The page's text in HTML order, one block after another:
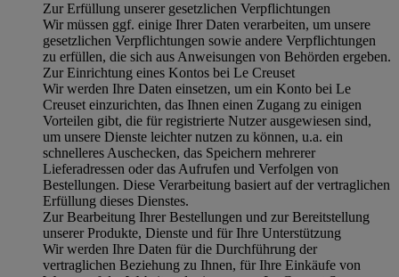
Zur Erfüllung unserer gesetzlichen Verpflichtungen
Wir müssen ggf. einige Ihrer Daten verarbeiten, um unsere
gesetzlichen Verpflichtungen sowie andere Verpflichtungen
zu erfüllen, die sich aus Anweisungen von Behörden ergeben.
Zur Einrichtung eines Kontos bei Le Creuset
Wir werden Ihre Daten einsetzen, um ein Konto bei Le
Creuset einzurichten, das Ihnen einen Zugang zu einigen
Vorteilen gibt, die für registrierte Nutzer ausgewiesen sind,
um unsere Dienste leichter nutzen zu können, u.a. ein
schnelleres Auschecken, das Speichern mehrerer
Lieferadressen oder das Aufrufen und Verfolgen von
Bestellungen. Diese Verarbeitung basiert auf der vertraglichen
Erfüllung dieses Dienstes.
Zur Bearbeitung Ihrer Bestellungen und zur Bereitstellung
unserer Produkte, Dienste und für Ihre Unterstützung
Wir werden Ihre Daten für die Durchführung der
vertraglichen Beziehung zu Ihnen, für Ihre Einkäufe von